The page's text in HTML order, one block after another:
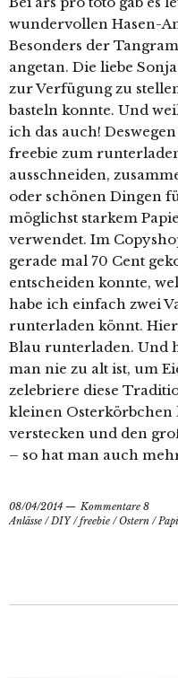
wundervollen Hasen-
Besonders der
angetan. Die liebe
zur Verfügung zu
basteln konnte. Und
ich das auch!
freebie zum
ausschneiden,
oder schönen Dingen
möglichst starkem
verwendet. Im
gerade mal 70 Cent
entscheiden konnte,
habe ich einfach zwei
runterladen könnt.
Blau runterladen. Und
man nie zu alt ist, um
zelebriere diese
kleinen Osterkörbchen
verstecken und den
– so hat man auch
08/04/2014
Kommentare 8
Anlässe / DIY/freebie /Ostern /